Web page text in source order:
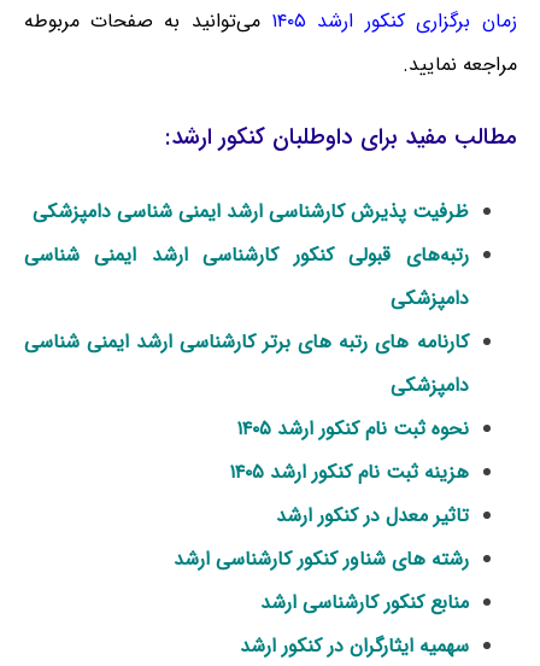
زمان برگزاری کنکور ارشد ۱۴۰۵
می‌توانید به صفحات مربوطه
مراجعه نمایید.
مطالب مفید برای داوطلبان کنکور ارشد:
ظرفیت پذیرش کارشناسی ارشد ایمنی شناسی دامپزشکی
رتبه‌های قبولی کنکور کارشناسی ارشد ایمنی شناسی
دامپزشکی
کارنامه های رتبه های برتر کارشناسی ارشد ایمنی شناسی
دامپزشکی
نحوه ثبت نام کنکور ارشد ۱۴۰۵
هزینه ثبت نام کنکور ارشد ۱۴۰۵
تاثیر معدل در کنکور ارشد
رشته های شناور کنکور کارشناسی ارشد
منابع کنکور کارشناسی ارشد
سهمیه ایثارگران در کنکور ارشد